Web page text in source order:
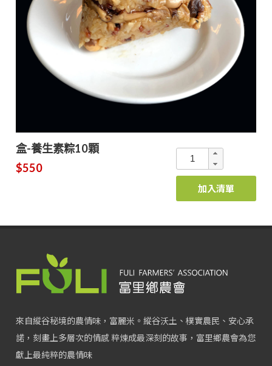
盒-養生素粽10顆
$550
加入清單
來自縱谷秘境的農情味，富麗米。縱谷沃土、樸實農民、安心承
諾，刻畫上多層次的情感 粹煉成最深刻的故事，富里鄉農會為您
獻上最純粹的農情味